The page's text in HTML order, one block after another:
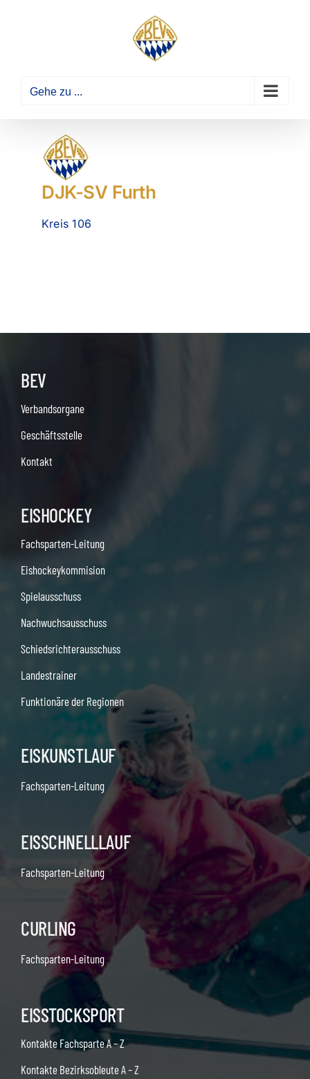
Gehe zu ...
DJK-SV Furth
Kreis 106
BEV
Verbandsorgane
Geschäftsstelle
Kontakt
EISHOCKEY
Fachsparten-Leitung
Eishockeykommision
Spielausschuss
Nachwuchsausschuss
Schiedsrichterausschuss
Landestrainer
Funktionäre der Regionen
EISKUNSTLAUF
Fachsparten-Leitung
EISSCHNELLLAUF
Fachsparten-Leitung
CURLING
Fachsparten-Leitung
EISSTOCKSPORT
Kontakte Fachsparte A – Z
Kontakte Bezirksobleute A – Z